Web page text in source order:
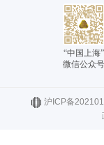
“中国上海”
微信公众号
沪ICP备